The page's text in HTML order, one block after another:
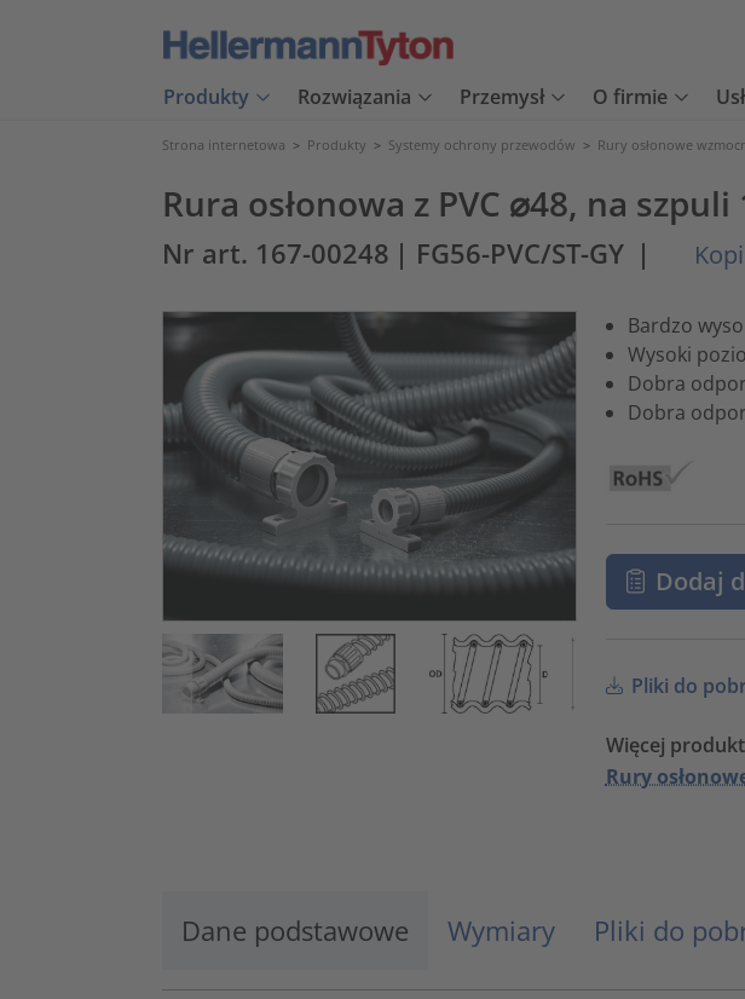
Produkty Rozwiązania Przemysł O firmie
Strona internetowa > Produkty > Systemy ochrony przewodów > Rury osłonowe
Rura osłonowa z PVC ⌀48, na szpuli
Nr art. 167-00248 | FG56-PVC/ST-GY |
Bardzo
Wysoki
Dobra
Dobra
Dodaj
Pliki do
Więcej
Rury
Dane podstawowe Wymiary Pliki do